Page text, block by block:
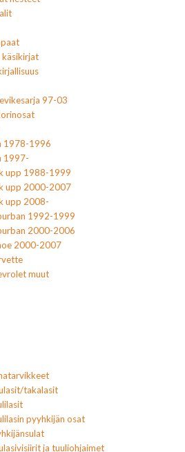
käsikirjat
97-03
1978-1996
1997-
upp 1988-1999
upp 2000-2007
upp 2008-
1992-1999
2000-2006
2000-2007
muut
takalasit
pyyhkijän osat
ja tuuliohjaimet